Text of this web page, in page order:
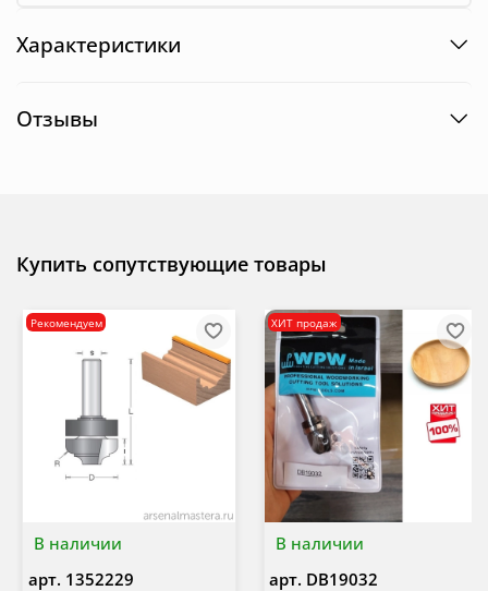
Характеристики
Отзывы
Купить сопутствующие товары
В наличии
Рекомендуем
арт. 1352229
В наличии
ХИТ продаж
арт. DB19032